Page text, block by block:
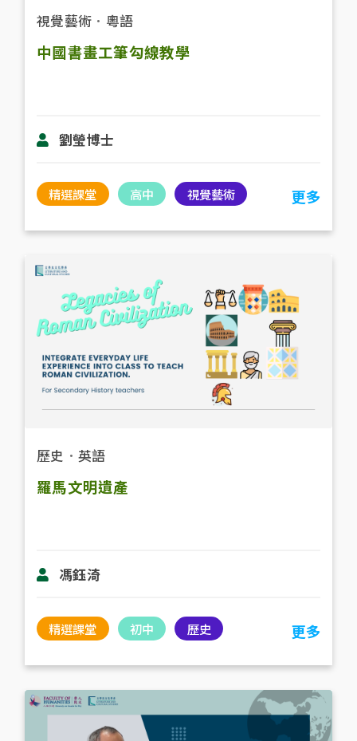
視覺藝術 ． 粵語
中國書畫工筆勾線教學
劉瑩博士
精選課堂 高中 視覺藝術 更多
歷史 ． 英語
羅馬文明遺產
馮鈺渏
精選課堂 初中 歷史 更多